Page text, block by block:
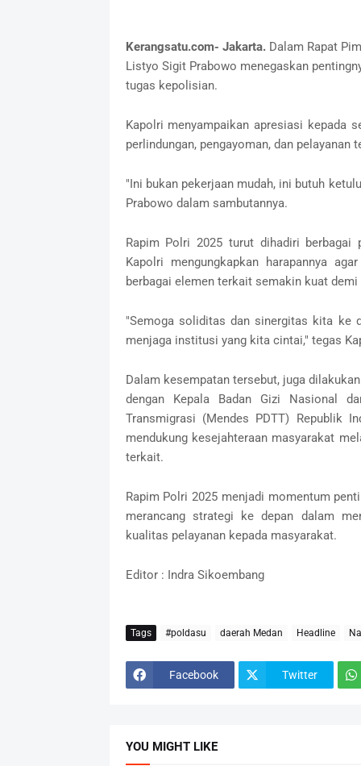
Kerangsatu.com- Jakarta. Dalam Rapat
Listyo Sigit Prabowo menegaskan
tugas kepolisian.
Kapolri menyampaikan apresiasi kepada
perlindungan, pengayoman, dan pelayanan
"Ini bukan pekerjaan mudah, ini butuh
Prabowo dalam sambutannya.
Rapim Polri 2025 turut dihadiri berbagai
Kapolri mengungkapkan harapannya
berbagai elemen terkait semakin kuat
"Semoga soliditas dan sinergitas kita ke
menjaga institusi yang kita cintai," tegas
Dalam kesempatan tersebut, juga
dengan Kepala Badan Gizi Nasional
Transmigrasi (Mendes PDTT) Republik
mendukung kesejahteraan masyarakat
terkait.
Rapim Polri 2025 menjadi momentum
merancang strategi ke depan dalam
kualitas pelayanan kepada masyarakat.
Editor : Indra Sikoembang
Tags #poldasu daerah Medan Headline
Facebook Twitter
YOU MIGHT LIKE